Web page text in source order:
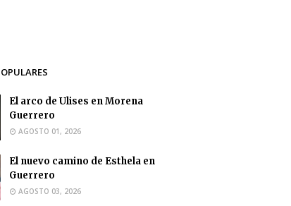
El arco de Ulises en Morena
Guerrero
AGOSTO 01, 2026
El nuevo camino de Esthela en
Guerrero
AGOSTO 03, 2026